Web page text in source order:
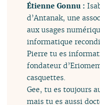
Étienne Gonnu :
d’Antanak, une
aux usages
informatique
Pierre tu es
fondateur
casquettes.
Gee, tu es toujours
mais tu es aussi